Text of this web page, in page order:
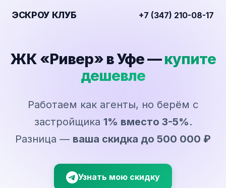
ЭСКРОУ КЛУБ +7 (347) 210-08-17
ЖК «Ривер» в Уфе —купите
дешевле
Работаем как агенты, но берём с
застройщика 1% вместо 3-5%.
Разница — ваша скидка до 500 000 ₽
Узнать мою скидку